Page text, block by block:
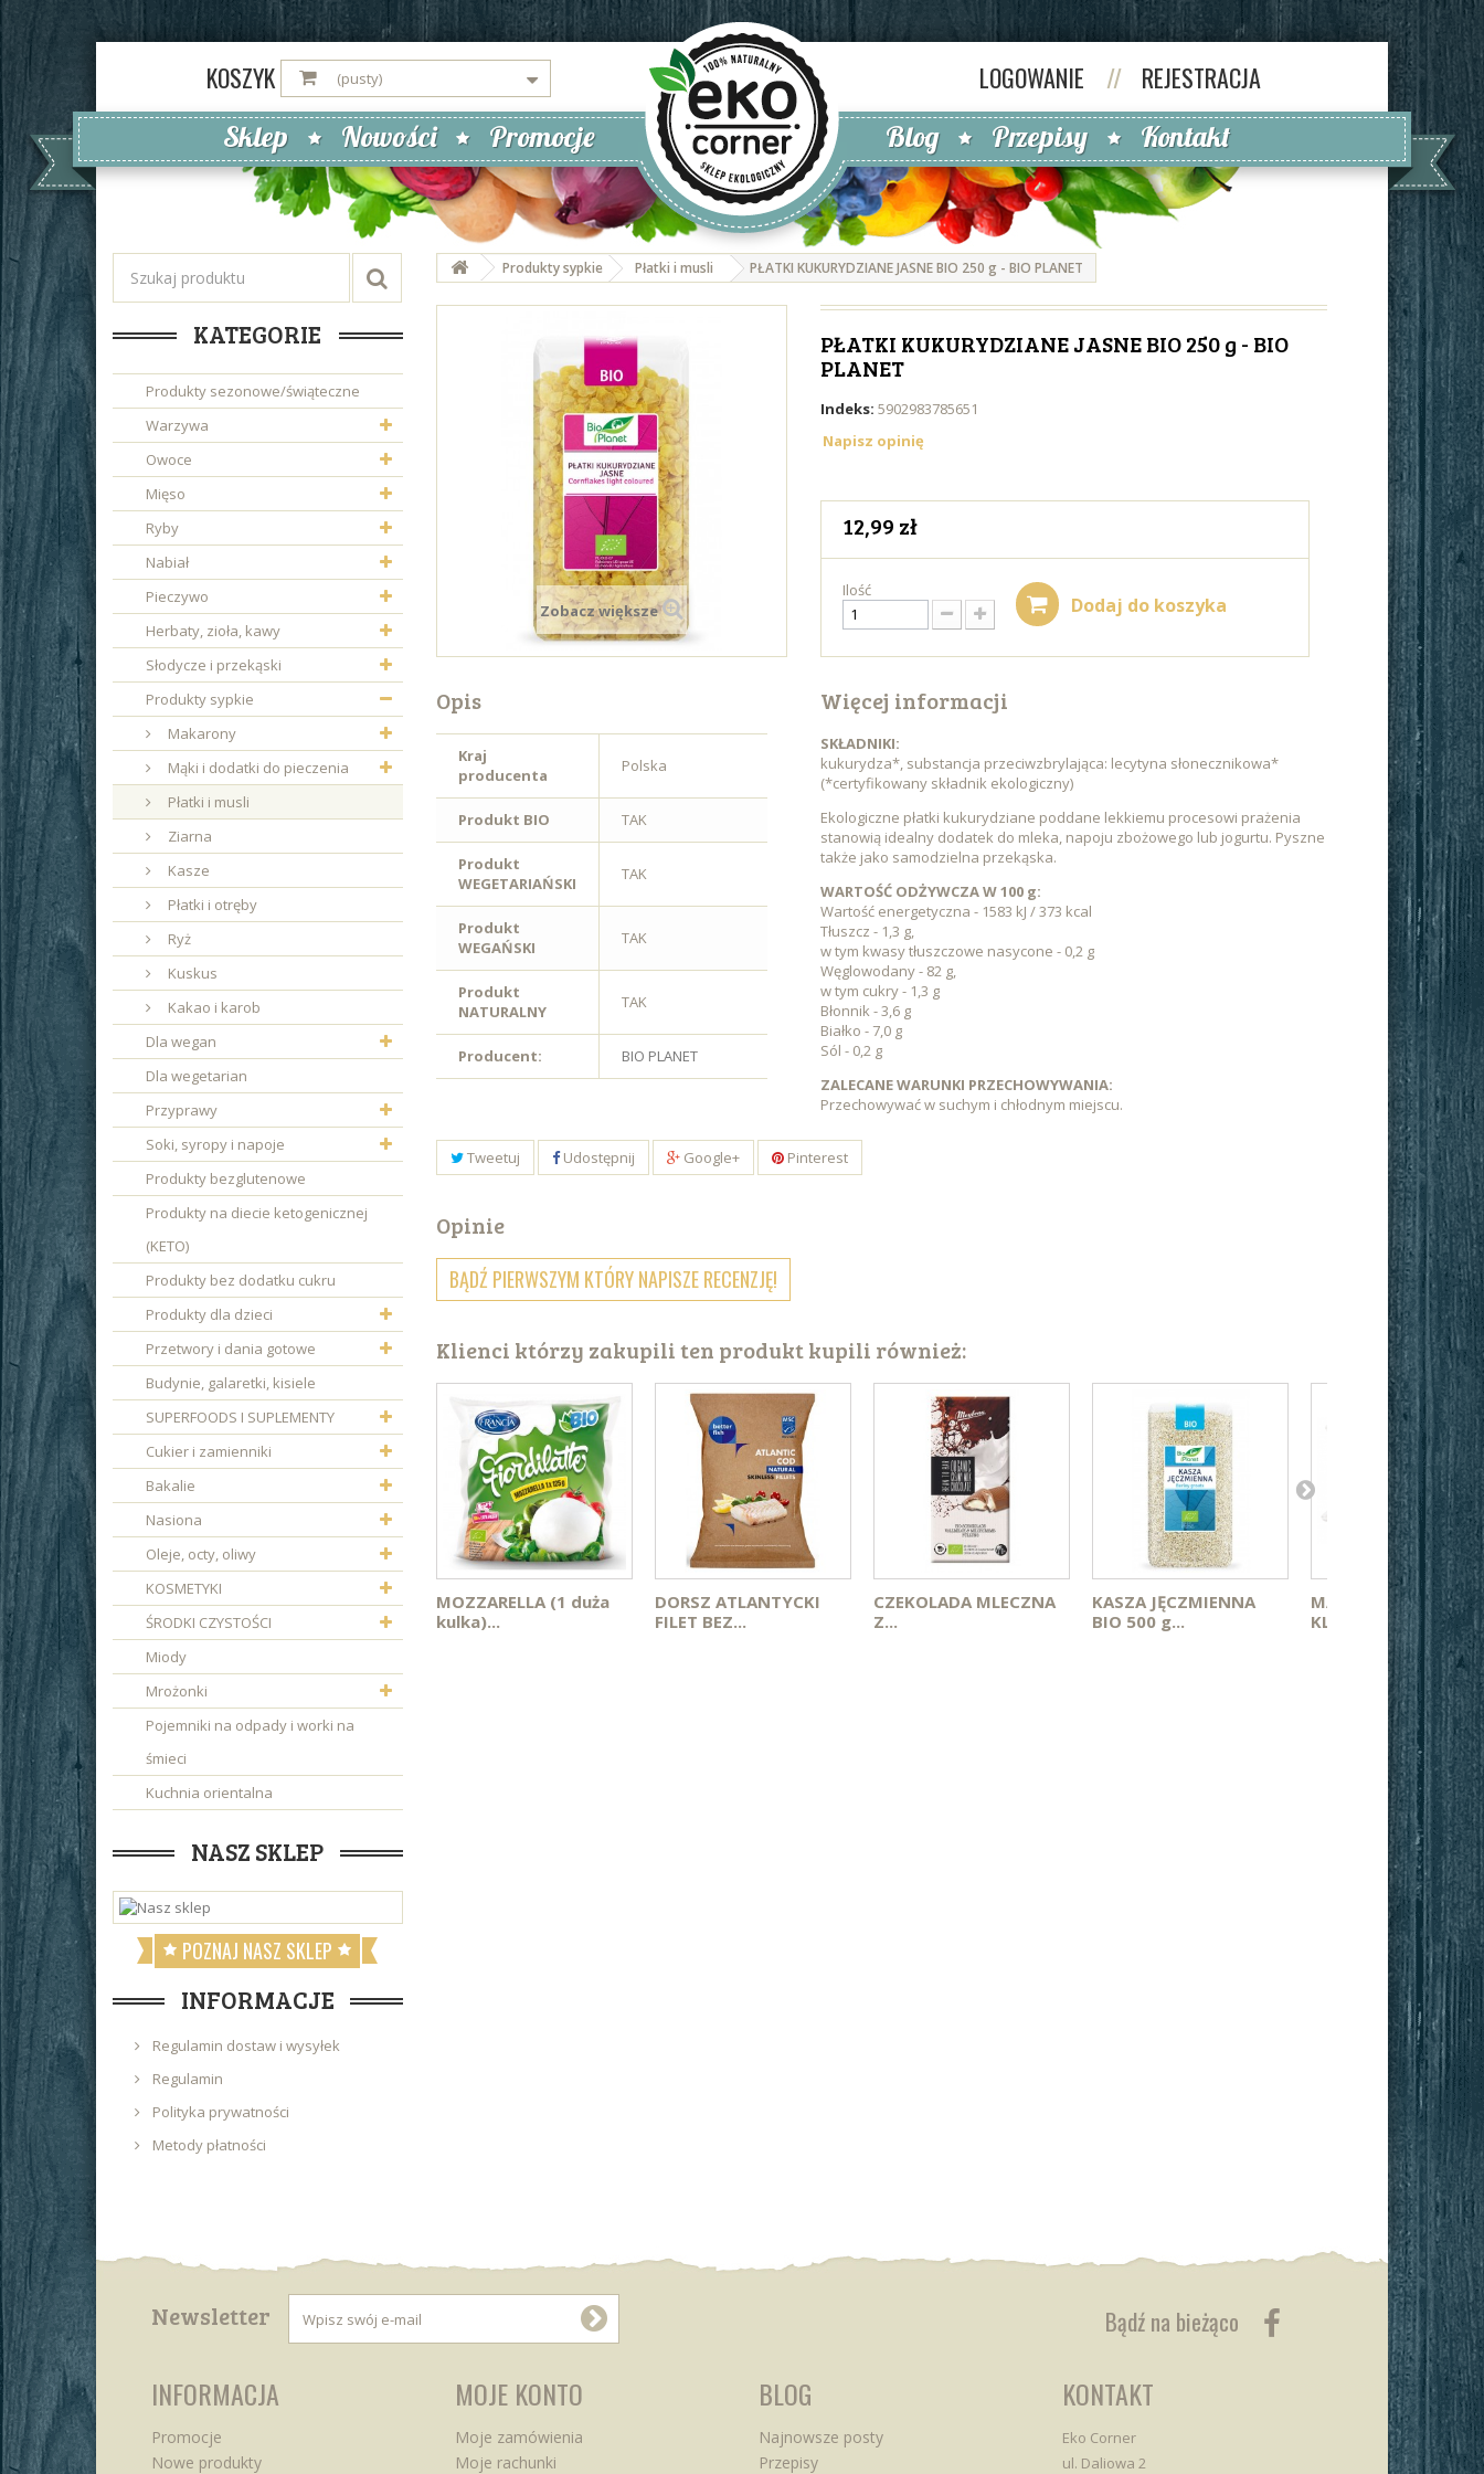
KOSZYK (pusty) LOGOWANIE // REJESTRACJA
Sklep Nowości Promocje Blog Przepisy Kontakt
KATEGORIE
Produkty sezonowe/świąteczne
Warzywa
Owoce
Mięso
Ryby
Nabiał
Pieczywo
Herbaty, zioła, kawy
Słodycze i przekąski
Produkty sypkie
Makarony
Mąki i dodatki do pieczenia
Płatki i musli
Ziarna
Kasze
Płatki i otręby
Ryż
Kuskus
Kakao i karob
Dla wegan
Dla wegetarian
Przyprawy
Soki, syropy i napoje
Produkty bezglutenowe
Produkty na diecie ketogenicznej
(KETO)
Produkty bez dodatku cukru
Produkty dla dzieci
Przetwory i dania gotowe
Budynie, galaretki, kisiele
SUPERFOODS I SUPLEMENTY
Cukier i zamienniki
Bakalie
Nasiona
Oleje, octy, oliwy
KOSMETYKI
ŚRODKI CZYSTOŚCI
Miody
Mrożonki
Pojemniki na odpady i worki na
śmieci
Kuchnia orientalna
NASZ SKLEP
POZNAJ NASZ SKLEP
INFORMACJE
Regulamin dostaw i wysyłek
Regulamin
Polityka prywatności
Metody płatności
Produkty sypkie Płatki i musli PŁATKI KUKURYDZIANE JASNE BIO 250 g - BIO PLANET
Zobacz większe
PŁATKI KUKURYDZIANE JASNE BIO 250 g - BIO
PLANET
Indeks: 5902983785651
Napisz opinię
12,99 zł
Ilość
Dodaj do koszyka
Opis
Kraj
producenta
Polska
Produkt BIO TAK
Produkt
WEGETARIAŃSKI
TAK
Produkt
WEGAŃSKI
TAK
Produkt
NATURALNY
TAK
Producent: BIO PLANET
Więcej informacji
SKŁADNIKI:
kukurydza*, substancja przeciwzbrylająca: lecytyna słonecznikowa*
(*certyfikowany składnik ekologiczny)
Ekologiczne płatki kukurydziane poddane lekkiemu procesowi prażenia
stanowią idealny dodatek do mleka, napoju zbożowego lub jogurtu. Pyszne
także jako samodzielna przekąska.
WARTOŚĆ ODŻYWCZA W 100 g:
Wartość energetyczna - 1583 kJ / 373 kcal
Tłuszcz - 1,3 g,
w tym kwasy tłuszczowe nasycone - 0,2 g
Węglowodany - 82 g,
w tym cukry - 1,3 g
Błonnik - 3,6 g
Białko - 7,0 g
Sól - 0,2 g
ZALECANE WARUNKI PRZECHOWYWANIA:
Przechowywać w suchym i chłodnym miejscu.
Tweetuj Udostępnij Google+ Pinterest
Opinie
BĄDŹ PIERWSZYM KTÓRY NAPISZE RECENZJĘ!
Klienci którzy zakupili ten produkt kupili również:
MOZZARELLA (1 duża
kulka)...
DORSZ ATLANTYCKI
FILET BEZ...
CZEKOLADA MLECZNA
Z...
KASZA JĘCZMIENNA
BIO 500 g...
MASŁO EXTRA 250G -
KLIMEKO
Newsletter Bądź na bieżąco
INFORMACJA
Promocje
Nowe produkty
MOJE KONTO
Moje zamówienia
Moje rachunki
BLOG
Najnowsze posty
Przepisy
KONTAKT
Eko Corner
ul. Daliowa 2